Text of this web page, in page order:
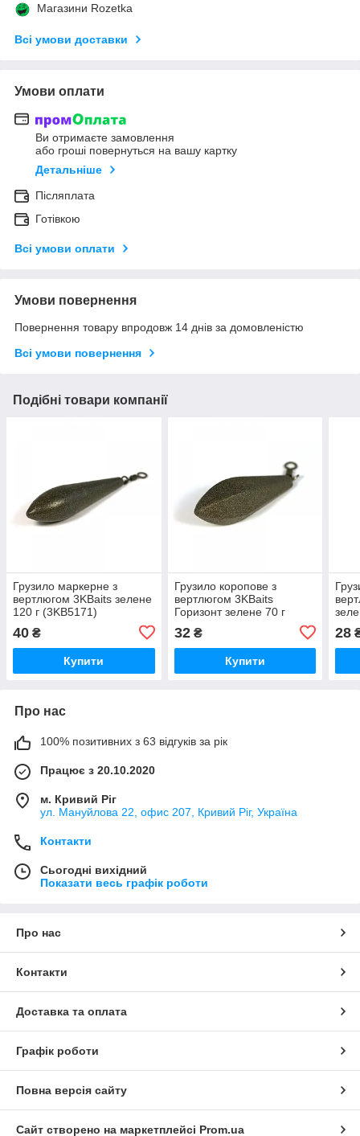
Магазини Rozetka
Всі умови доставки
Умови оплати
Ви отримаєте замовлення
або гроші повернуться на вашу картку
Детальніше
Післяплата
Готівкою
Всі умови оплати
Умови повернення
Повернення товару впродовж 14 днів за домовленістю
Всі умови повернення
Подібні товари компанії
Грузило маркерне з
вертлюгом 3KBaits зелене
120 г (3KB5171)
40 ₴
Купити
Грузило коропове з
вертлюгом 3KBaits
Горизонт зелене 70 г
32₴
Купити
28
Про нас
100% позитивних з 63 відгуків за рік
Працює з 20.10.2020
м. Кривий Ріг
ул. Мануйлова 22, офис 207, Кривий Ріг, Україна
Контакти
Сьогодні вихідний
Показати весь графік роботи
Про нас
Контакти
Доставка та оплата
Графік роботи
Повна версія сайту
Сайт створено на маркетплейсі Prom.ua